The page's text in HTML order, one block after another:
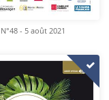
N°48 - 5 août 2021